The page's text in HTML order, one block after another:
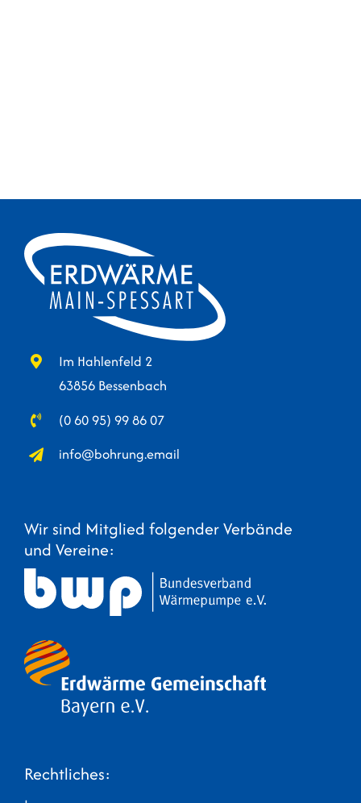
Im Hahlenfeld 2
63856 Bessenbach
(0 60 95) 99 86 07
info@bohrung.email
Wir sind Mitglied folgender Verbände
und Vereine:
Rechtliches: